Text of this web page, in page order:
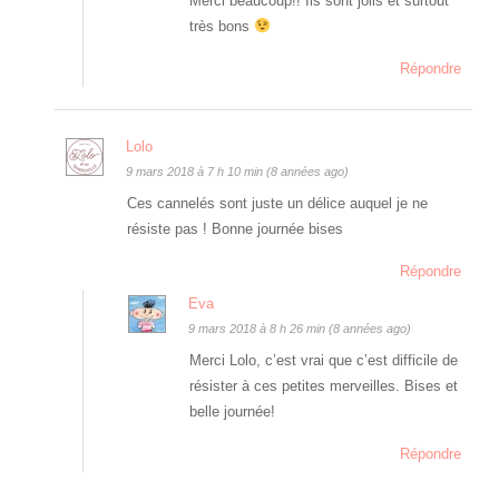
très bons
Répondre
Lolo
9 mars 2018 à 7 h 10 min (8 années ago)
Ces cannelés sont juste un délice auquel je ne
résiste pas ! Bonne journée bises
Répondre
Eva
9 mars 2018 à 8 h 26 min (8 années ago)
Merci Lolo, c’est vrai que c’est difficile de
résister à ces petites merveilles. Bises et
belle journée!
Répondre